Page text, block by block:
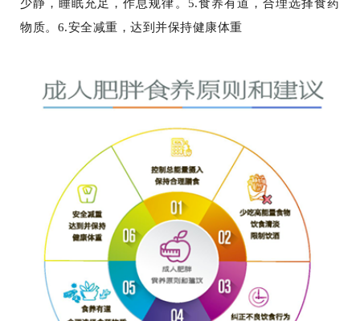
少静，睡眠充足，作息规律。5.食养有道，合理选择食药
物质。6.安全减重，达到并保持健康体重